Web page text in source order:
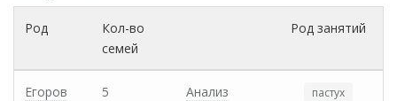
Род
Кол-во
семей
Род занятий
Егоров 5
Анализ
пастух